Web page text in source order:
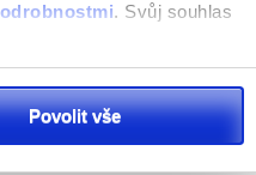
. Svůj souhlas
využíváme soubory
inzerci a analýzy. Partneři
Povolit vše